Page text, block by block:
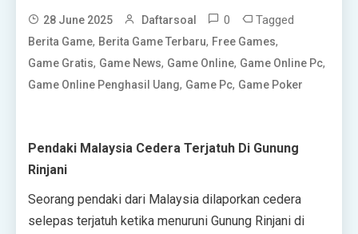
28 June 2025 Daftarsoal 0 Tagged
Berita Game, Berita Game Terbaru, Free Games,
Game Gratis, Game News, Game Online, Game Online Pc,
Game Online Penghasil Uang, Game Pc, Game Poker
Pendaki Malaysia Cedera Terjatuh Di Gunung
Rinjani
Seorang pendaki dari Malaysia dilaporkan cedera
selepas terjatuh ketika menuruni Gunung Rinjani di